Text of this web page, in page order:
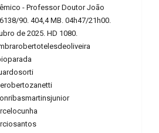
- Professor Doutor João
90. 404,4 MB. 04h47/21h00.
de 2025. HD 1080.